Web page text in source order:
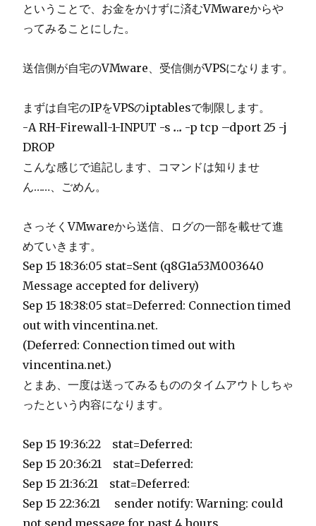
ということで、お金をかけずに済むVMwareからや
ってみることにした。
送信側が自宅のVMware、受信側がVPSになります。
まずは自宅のIPをVPSのiptablesで制限します。
-A RH-Firewall-1-INPUT -s ... -p tcp –dport 25 -j
DROP
こんな感じで追記します、コマンドは知りませ
ん……、ごめん。
さっそくVMwareから送信、ログの一部を載せて進
めていきます。
Sep 15 18:36:05 stat=Sent (q8G1a53M003640
Message accepted for delivery)
Sep 15 18:38:05 stat=Deferred: Connection timed
out with vincentina.net.
(Deferred: Connection timed out with
vincentina.net.)
とまあ、一度は送ってみるもののタイムアウトしちゃ
ったという内容になります。
Sep 15 19:36:22 stat=Deferred:
Sep 15 20:36:21 stat=Deferred:
Sep 15 21:36:21 stat=Deferred:
Sep 15 22:36:21 sender notify: Warning: could
not send message for past 4 hours